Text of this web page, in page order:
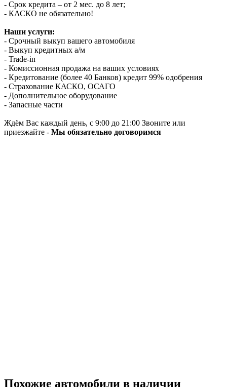
- Срок кредита – от 2 мес. до 8 лет;
- КАСКО не обязательно!
Наши услуги:
- Срочный выкуп вашего автомобиля
- Выкуп кредитных а/м
- Trade-in
- Комиссионная продажа на ваших условиях
- Кредитование (более 40 Банков) кредит 99% одобрения
- Страхование КАСКО, ОСАГО
- Дополнительное оборудование
- Запасные части
Ждём Вас каждый день, с 9:00 до 21:00 Звоните или
приезжайте - Мы обязательно договоримся
Похожие автомобили в наличии